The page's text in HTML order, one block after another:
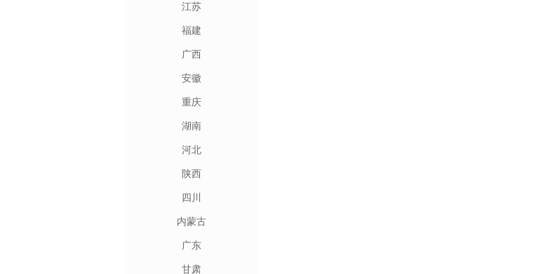
江苏
福建
广西
安徽
重庆
湖南
河北
陕西
四川
内蒙古
广东
甘肃